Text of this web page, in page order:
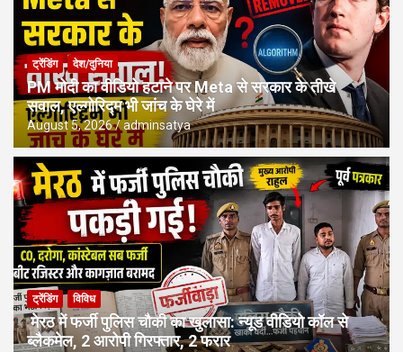
ट्रेंडिंग देश/दुनिया
PM मोदी का वीडियो हटाने पर Meta से सरकार के तीखे
सवाल, एल्गोरिद्म भी जांच के घेरे में
August 5, 2026 adminsatya
ट्रेंडिंग विविध
मेरठ में फर्जी पुलिस चौकी का खुलासा: न्यूड वीडियो कॉल से
ब्लैकमेल, 2 आरोपी गिरफ्तार, 2 फरार